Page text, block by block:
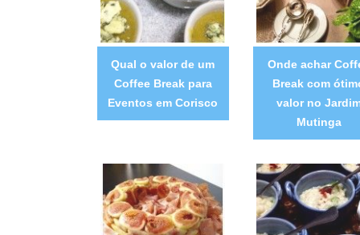
Qual o valor de um
Coffee Break para
Eventos em Corisco
Onde achar
Break com
valor no
Mutinga